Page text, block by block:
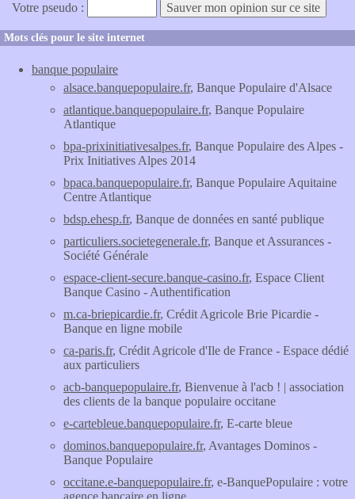
Votre pseudo :
Mots clés pour le site internet
banque populaire
alsace.banquepopulaire.fr, Banque Populaire d'Alsace
atlantique.banquepopulaire.fr, Banque Populaire
Atlantique
bpa-prixinitiativesalpes.fr, Banque Populaire des Alpes -
Prix Initiatives Alpes 2014
bpaca.banquepopulaire.fr, Banque Populaire Aquitaine
Centre Atlantique
bdsp.ehesp.fr, Banque de données en santé publique
particuliers.societegenerale.fr, Banque et Assurances -
Société Générale
espace-client-secure.banque-casino.fr, Espace Client
Banque Casino - Authentification
m.ca-briepicardie.fr, Crédit Agricole Brie Picardie -
Banque en ligne mobile
ca-paris.fr, Crédit Agricole d'Ile de France - Espace dédié
aux particuliers
acb-banquepopulaire.fr, Bienvenue à l'acb ! | association
des clients de la banque populaire occitane
e-cartebleue.banquepopulaire.fr, E-carte bleue
dominos.banquepopulaire.fr, Avantages Dominos -
Banque Populaire
occitane.e-banquepopulaire.fr, e-BanquePopulaire : votre
agence bancaire en ligne